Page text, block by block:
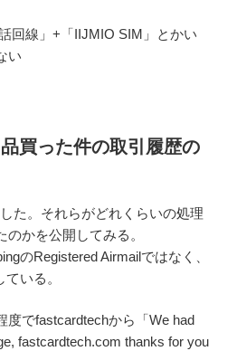
回線」+「IIJMIO SIM」とかい
い
買った件の取引履歴の
た。それらがどれくらいの処理
かを公開してみる。
のRegistered Airmailではなく、
いる。
度でfastcardtechから「We had
fastcardtech.com thanks for you